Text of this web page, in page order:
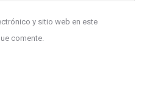
y sitio web en este
comente.